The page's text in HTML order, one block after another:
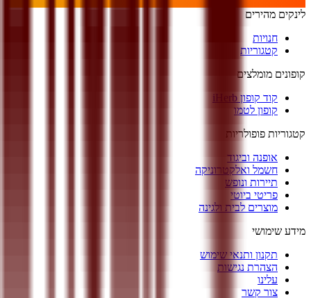
לינקים מהירים
חנויות
קטגוריות
קופונים מומלצים
קוד קופון iHerb
קופון לטמו
קטגוריות פופולריות
אופנה וביגוד
חשמל ואלקטרוניקה
תיירות ונופש
פריטי ביוטי
מוצרים לבית ולגינה
מידע שימושי
תקנון ותנאי שימוש
הצהרת נגישות
עלינו
צור קשר